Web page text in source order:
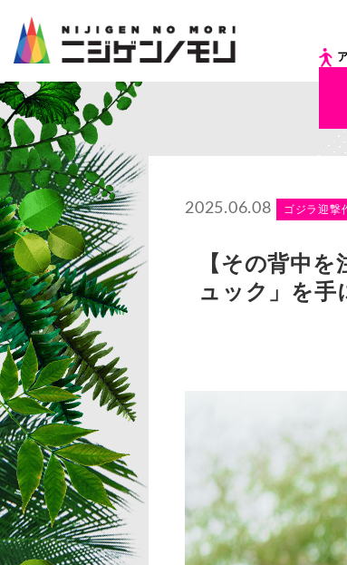
2025.06.08 ゴジラ迎撃
【その背中
ュック」を手